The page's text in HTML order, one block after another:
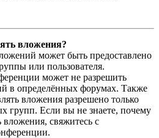
вложения?
может быть предоставлено
или пользователя.
может не разрешить
в определённых форумах. Также
вложения разрешено только
групп. Если вы не знаете, почему
вложения, свяжитесь с